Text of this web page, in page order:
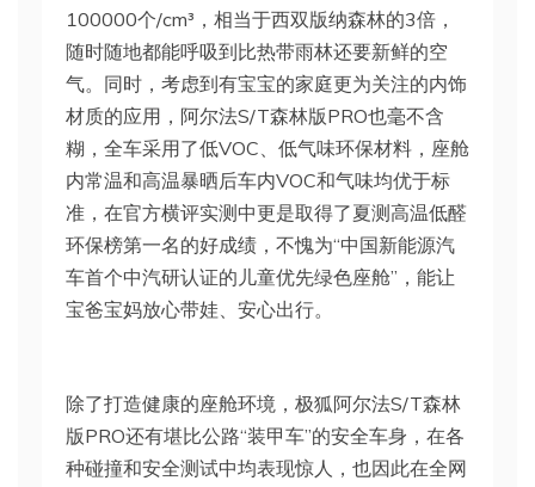
100000个/cm³，相当于西双版纳森林的3倍，
随时随地都能呼吸到比热带雨林还要新鲜的空
气。同时，考虑到有宝宝的家庭更为关注的内饰
材质的应用，阿尔法S/T森林版PRO也毫不含
糊，全车采用了低VOC、低气味环保材料，座舱
内常温和高温暴晒后车内VOC和气味均优于标
准，在官方横评实测中更是取得了夏测高温低醛
环保榜第一名的好成绩，不愧为“中国新能源汽
车首个中汽研认证的儿童优先绿色座舱”，能让
宝爸宝妈放心带娃、安心出行。
除了打造健康的座舱环境，极狐阿尔法S/T森林
版PRO还有堪比公路“装甲车”的安全车身，在各
种碰撞和安全测试中均表现惊人，也因此在全网